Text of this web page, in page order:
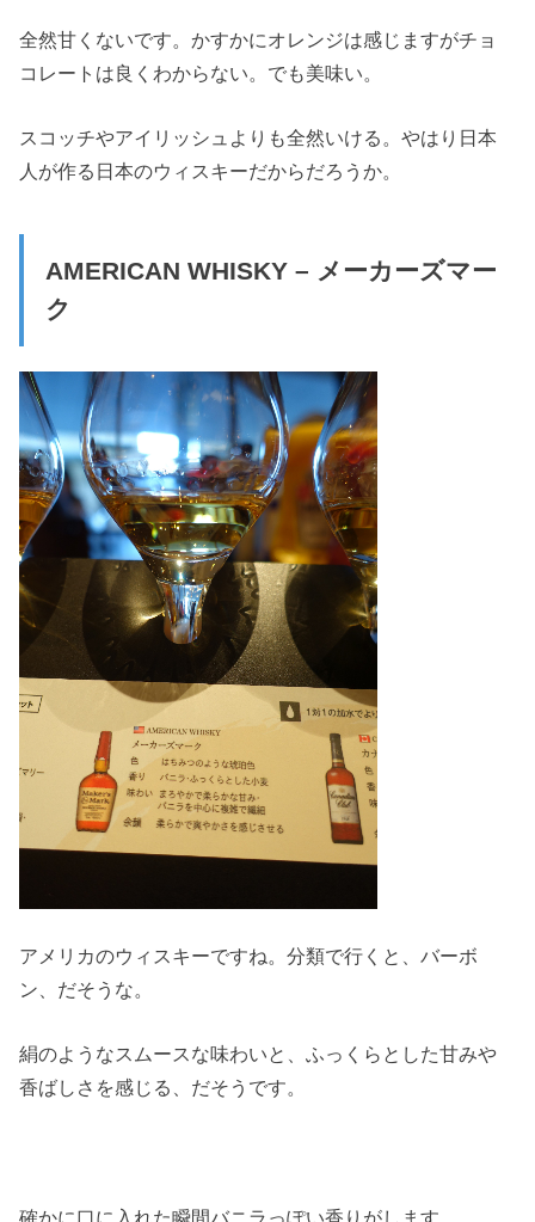
全然甘くないです。かすかにオレンジは感じますがチョ
コレートは良くわからない。でも美味い。
スコッチやアイリッシュよりも全然いける。やはり日本
人が作る日本のウィスキーだからだろうか。
AMERICAN WHISKY – メーカーズマー
ク
アメリカのウィスキーですね。分類で行くと、バーボ
ン、だそうな。
絹のようなスムースな味わいと、ふっくらとした甘みや
香ばしさを感じる、だそうです。
確かに口に入れた瞬間バニラっぽい香りがします。